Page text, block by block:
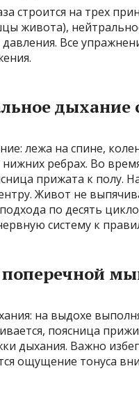
строится на трех
живота),
Все
дыхание
лежа на спине,
нижних ребрах. Во
прижата к полу.
Живот не
по десять
систему к
на выдохе
поясница
дыхания. Важно
ощущение тонуса